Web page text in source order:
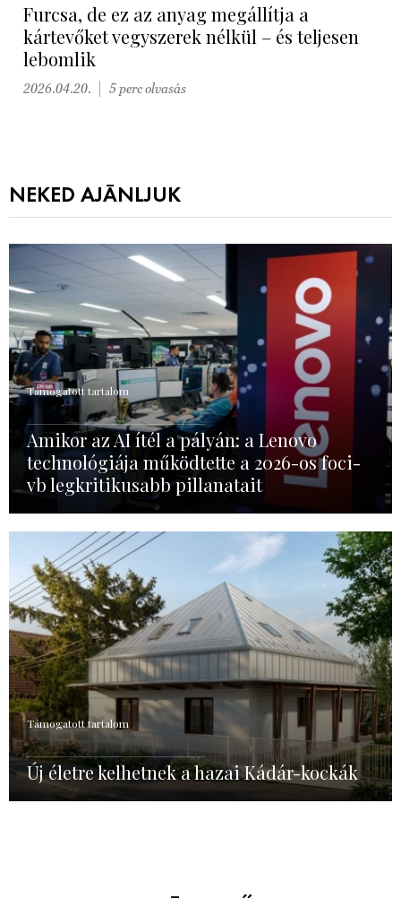
Furcsa, de ez az anyag megállítja a
kártevőket vegyszerek nélkül – és teljesen
lebomlik
2026.04.20. 5 perc olvasás
NEKED AJÁNLJUK
Támogatott tartalom
Amikor az AI ítél a pályán: a Lenovo
technológiája működtette a 2026-os foci-
vb legkritikusabb pillanatait
Támogatott tartalom
Új életre kelhetnek a hazai Kádár-kockák